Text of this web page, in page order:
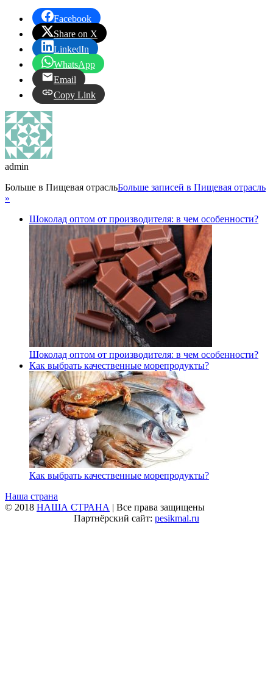
Facebook
Share on X
LinkedIn
WhatsApp
Email
Copy Link
admin
Больше в Пищевая отрасльБольше записей в Пищевая отрасль
»
Шоколад оптом от производителя: в чем особенности?
Шоколад оптом от производителя: в чем особенности?
Как выбрать качественные морепродукты?
Как выбрать качественные морепродукты?
Наша страна
© 2018 НАША СТРАНА | Все права защищены
Партнёрский сайт: pesikmal.ru